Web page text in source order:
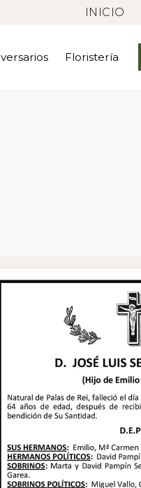
INICIO
Floristería